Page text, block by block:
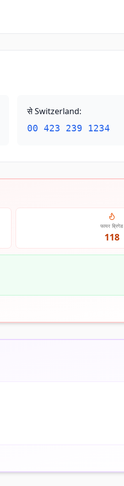
से Switzerland:
00 423 239 1234
फायर ब्रिगेड
118